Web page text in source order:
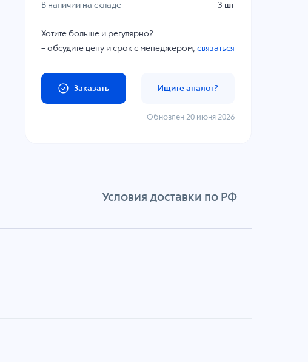
В наличии на складе 3 шт
Хотите больше и регулярно?
– обсудите цену и срок с менеджером,связаться
Заказать Ищите аналог?
Обновлен 20 июня 2026
Условия доставки по РФ